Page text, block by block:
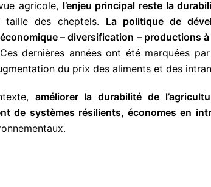
agricole, l’enjeu principal reste la
taille des cheptels. La politique de
– diversification – productions
dernières années ont été marquées
du prix des aliments et des
améliorer la durabilité de
de systèmes résilients, économes en